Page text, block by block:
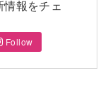
報をチェ
Follow